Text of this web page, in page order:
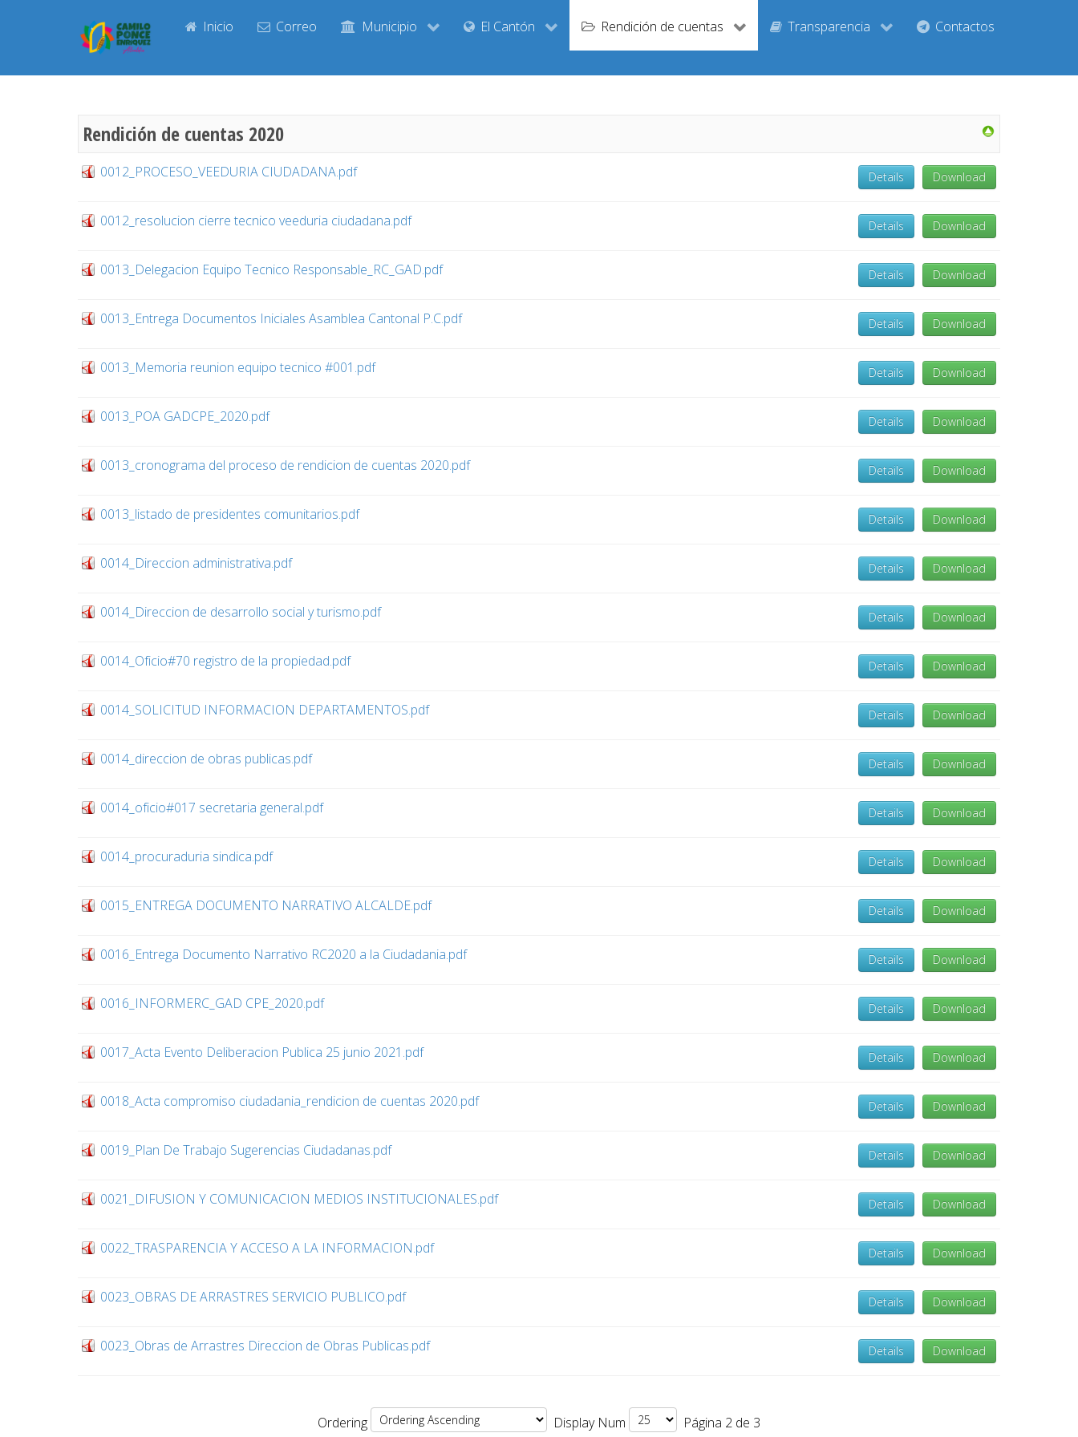
Inicio Correo Municipio El Cantón Rendición de cuentas Transparencia Contactos
Rendición de cuentas 2020
0012_PROCESO_VEEDURIA CIUDADANA.pdf Download
Details
0012_resolucion cierre tecnico veeduria ciudadana.pdf Download
Details
0013_Delegacion Equipo Tecnico Responsable_RC_GAD.pdf Download
Details
0013_Entrega Documentos Iniciales Asamblea Cantonal P.C.pdf Download
Details
0013_Memoria reunion equipo tecnico #001.pdf Download
Details
0013_POA GADCPE_2020.pdf Download
Details
0013_cronograma del proceso de rendicion de cuentas 2020.pdf Download
Details
0013_listado de presidentes comunitarios.pdf Download
Details
0014_Direccion administrativa.pdf Download
Details
0014_Direccion de desarrollo social y turismo.pdf Download
Details
0014_Oficio#70 registro de la propiedad.pdf Download
Details
0014_SOLICITUD INFORMACION DEPARTAMENTOS.pdf Download
Details
0014_direccion de obras publicas.pdf Download
Details
0014_oficio#017 secretaria general.pdf Download
Details
0014_procuraduria sindica.pdf Download
Details
0015_ENTREGA DOCUMENTO NARRATIVO ALCALDE.pdf Download
Details
0016_Entrega Documento Narrativo RC2020 a la Ciudadania.pdf Download
Details
0016_INFORMERC_GAD CPE_2020.pdf Download
Details
0017_Acta Evento Deliberacion Publica 25 junio 2021.pdf Download
Details
0018_Acta compromiso ciudadania_rendicion de cuentas 2020.pdf Download
Details
0019_Plan De Trabajo Sugerencias Ciudadanas.pdf Download
Details
0021_DIFUSION Y COMUNICACION MEDIOS INSTITUCIONALES.pdf Download
Details
0022_TRASPARENCIA Y ACCESO A LA INFORMACION.pdf Download
Details
0023_OBRAS DE ARRASTRES SERVICIO PUBLICO.pdf Download
Details
0023_Obras de Arrastres Direccion de Obras Publicas.pdf Download
Details
Ordering Display Num Página 2 de 3